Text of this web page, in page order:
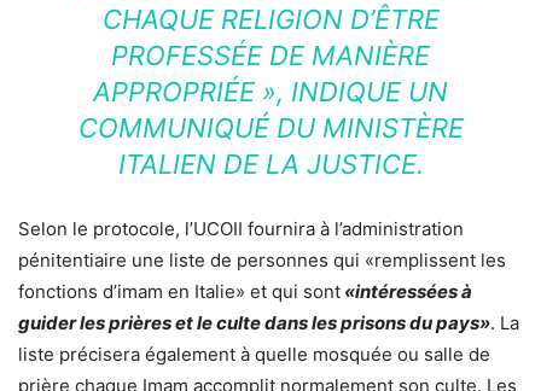
CHAQUE RELIGION D’ÊTRE
PROFESSÉE DE MANIÈRE
APPROPRIÉE », INDIQUE UN
COMMUNIQUÉ DU MINISTÈRE
ITALIEN DE LA JUSTICE.
Selon le protocole, l’UCOII fournira à l’administration
pénitentiaire une liste de personnes qui «remplissent les
fonctions d’imam en Italie» et qui sont «intéressées à
guider les prières et le culte dans les prisons du pays». La
liste précisera également à quelle mosquée ou salle de
prière chaque Imam accomplit normalement son culte. Les